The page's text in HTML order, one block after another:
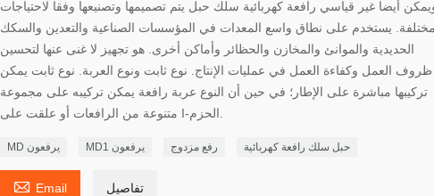
أيضا غير قياسي رافعة كهربائية سلك حبل يتم تصميمها وتصنيعها وفقا لاحتياجات
يستخدم على نطاق واسع المعدات في المؤسسات الصناعية والتعدين والسكك
الحديدية والموانئ والمخازن والحظائر وأماكن أخرى. هو تجهيز لا غنى عنها لتحسين
ظروف العمل وكفاءة العمل في عمليات الإنتاج. نوع ثابت ونوع العربة. نوع ثابت يمكن
تركيبها مباشرة على الإطار؛ في حين أن النوع عربة رافعة يمكن تركيبه على مجموعة
MD يرفعون MD1 يرفعون رفع مزدوج حبل سلك رافعة كهربائية
 Email تفاصيل